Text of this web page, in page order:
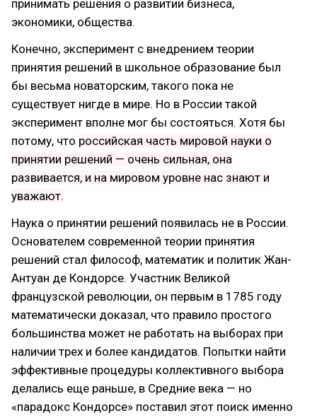
принимать решения о развитии бизнеса,
экономики, общества.
Конечно, эксперимент с внедрением теории
принятия решений в школьное образование был
бы весьма новаторским, такого пока не
существует нигде в мире. Но в России такой
эксперимент вполне мог бы состояться. Хотя бы
потому, что российская часть мировой науки о
принятии решений — очень сильная, она
развивается, и на мировом уровне нас знают и
уважают.
Наука о принятии решений появилась не в России.
Основателем современной теории принятия
решений стал философ, математик и политик Жан-
Антуан де Кондорсе. Участник Великой
французской революции, он первым в 1785 году
математически доказал, что правило простого
большинства может не работать на выборах при
наличии трех и более кандидатов. Попытки найти
эффективные процедуры коллективного выбора
делались еще раньше, в Средние века — но
«парадокс Кондорсе» поставил этот поиск именно